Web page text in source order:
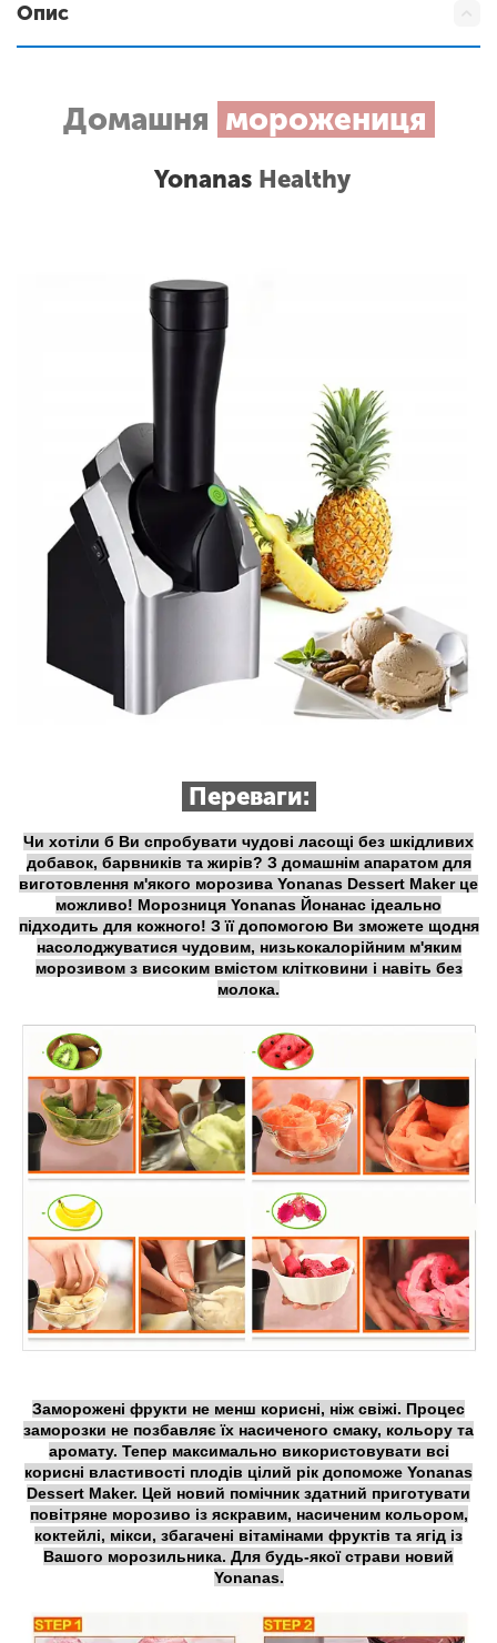
Опис
Домашня морожениця
Yonanas Healthy
Переваги:
Чи хотіли б Ви спробувати чудові ласощі без шкідливих
добавок, барвників та жирів? З домашнім апаратом для
виготовлення м'якого морозива Yonanas Dessert Maker це
можливо! Морозниця Yonanas Йонанас ідеально
підходить для кожного! З її допомогою Ви зможете щодня
насолоджуватися чудовим, низькокалорійним м'яким
морозивом з високим вмістом клітковини і навіть без
молока.
Заморожені фрукти не менш корисні, ніж свіжі. Процес
заморозки не позбавляє їх насиченого смаку, кольору та
аромату. Тепер максимально використовувати всі
корисні властивості плодів цілий рік допоможе Yonanas
Dessert Maker. Цей новий помічник здатний приготувати
повітряне морозиво із яскравим, насиченим кольором,
коктейлі, мікси, збагачені вітамінами фруктів та ягід із
Вашого морозильника. Для будь-якої страви новий
Yonanas.